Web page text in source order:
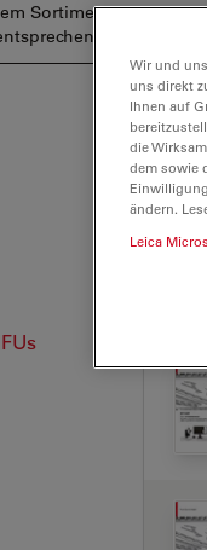
Sortiment
könnten.
Wir und
uns direkt
Ihnen auf
die
dem sowie
ändern.
Leica